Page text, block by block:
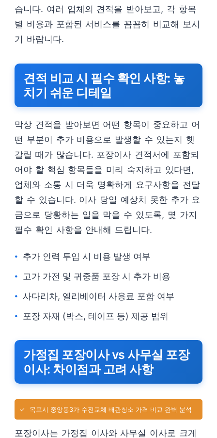
습니다. 여러 업체의 견적을 받아보고, 각 항목
별 비용과 포함된 서비스를 꼼꼼히 비교해 보시
기 바랍니다.
견적 비교 시 필수 확인 사항: 놓
치기 쉬운 디테일
막상 견적을 받아보면 어떤 항목이 중요하고 어
떤 부분이 추가 비용으로 발생할 수 있는지 헷
갈릴 때가 많습니다. 포장이사 견적서에 포함되
어야 할 핵심 항목들을 미리 숙지하고 있다면,
업체와 소통 시 더욱 명확하게 요구사항을 전달
할 수 있습니다. 이사 당일 예상치 못한 추가 요
금으로 당황하는 일을 막을 수 있도록, 몇 가지
필수 확인 사항을 안내해 드립니다.
추가 인력 투입 시 비용 발생 여부
고가 가전 및 귀중품 포장 시 추가 비용
사다리차, 엘리베이터 사용료 포함 여부
포장 자재 (박스, 테이프 등) 제공 범위
가정집 포장이사 vs 사무실 포장
이사: 차이점과 고려 사항
✓ 목포시 중앙동3가 수전교체 배관청소 가격 비교 완벽 분석
포장이사는 가정집 이사와 사무실 이사로 크게